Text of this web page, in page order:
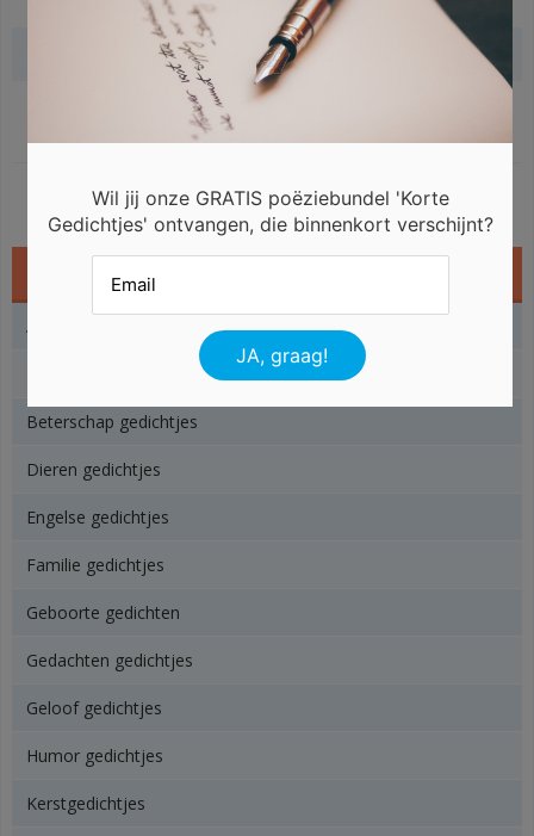
Gerelateerde gedichten
Gedichtjes
Angst gedichtjes
Beterschap gedichtjes
Dieren gedichtjes
Engelse gedichtjes
Familie gedichtjes
Geboorte gedichten
Gedachten gedichtjes
Geloof gedichtjes
Humor gedichtjes
Kerstgedichtjes
Wil jij onze GRATIS poëziebundel 'Korte
Gedichtjes' ontvangen, die binnenkort verschijnt?